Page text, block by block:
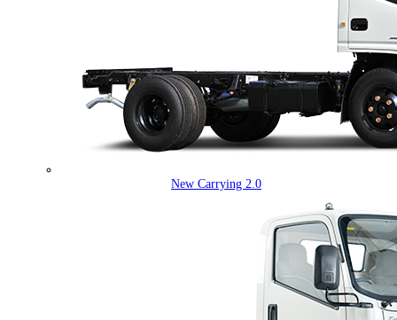
New Carrying 2.0